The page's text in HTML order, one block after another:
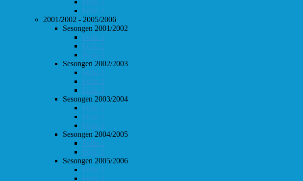
Follo 2
2001/2002 - 2005/2006
Sesongen 2001/2002
Follo 1
Follo 2
Follo 3
Sesongen 2002/2003
Follo 1
Follo 2
Follo 3
Sesongen 2003/2004
Follo 1
Follo 2
Follo 3
Sesongen 2004/2005
Follo 1
Follo 2
Sesongen 2005/2006
Follo 1
Follo 2